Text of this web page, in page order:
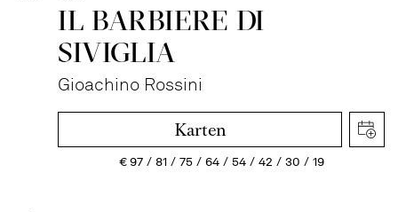
IL BARBIERE DI
SIVIGLIA
Gioachino Rossini
Karten
€97 81 75 64 54 42 30 19